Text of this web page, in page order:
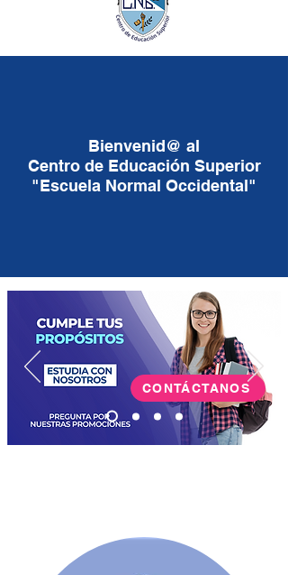
Bienvenid@ al
Centro de Educación Superior
"Escuela Normal Occidental"
CONTÁCTANOS